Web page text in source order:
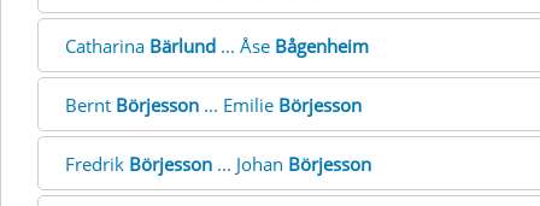
Catharina Bärlund ... Åse Bågenheim
Bernt Börjesson ... Emilie Börjesson
Fredrik Börjesson ... Johan Börjesson